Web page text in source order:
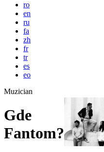
ro
en
ru
fa
zh
fr
tr
es
eo
Muzician
Gde
Fantom?